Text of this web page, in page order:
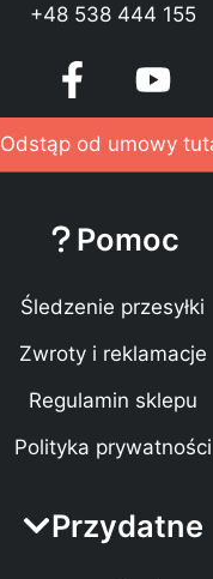
+48 538 444 155
Odstąp od umowy
Pomoc
Śledzenie przesyłki
Zwroty i reklamacje
Regulamin sklepu
Polityka prywatności
Przydatne